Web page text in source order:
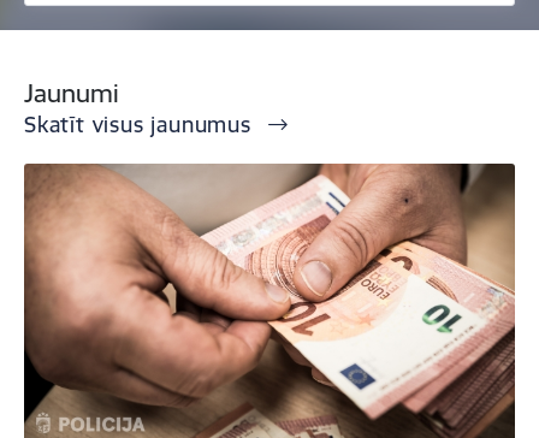
Jaunumi
Skatīt visus jaunumus